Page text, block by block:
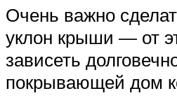
Очень важно
уклон крыши — от
зависеть
покрывающей дом